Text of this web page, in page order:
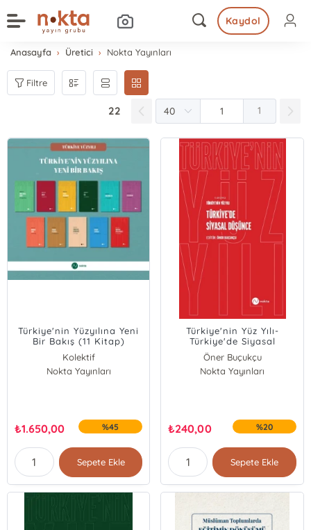
Kaydol
Anasayfa Üretici Nokta Yayınları
Filtre
22 1
Türkiye'nin Yüzyılına Yeni
Bir Bakış (11 Kitap)
Kolektif
Nokta Yayınları
₺1.650,00 %45
Sepete Ekle
Türkiye'nin Yüz Yılı-
Türkiye'de Siyasal
Düşünce
Öner Buçukçu
Nokta Yayınları
₺240,00 %20
Sepete Ekle